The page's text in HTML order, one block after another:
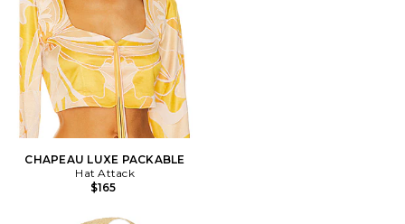
CHAPEAU LUXE PACKABLE
Hat Attack
$165